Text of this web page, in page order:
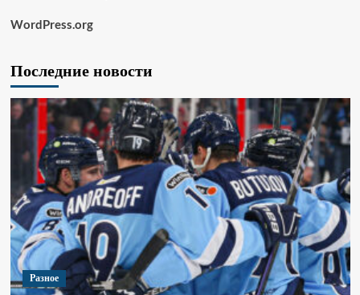
WordPress.org
Последние новости
Разное